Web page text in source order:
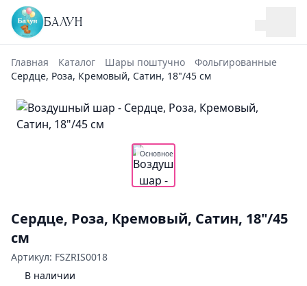
БАЛУН
Главная Каталог Шары поштучно
Фольгированные
Сердце, Роза, Кремовый, Сатин, 18"/45 см
Основное
Сердце, Роза, Кремовый, Сатин, 18"/45
см
Артикул: FSZRIS0018
В наличии